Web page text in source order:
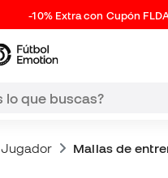
-10% Extra con Cupón
Jugador Mallas de